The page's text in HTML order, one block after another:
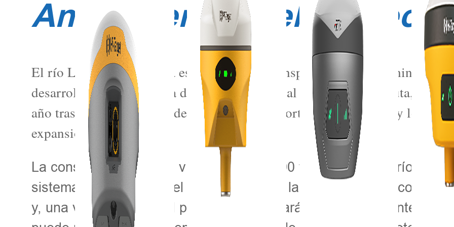
Antecedentes del proyecto
El río Liujiang es una vía esencial para el transporte fluvial en China. En
desarrollo de la economía del transporte fluvial a lo largo de la ruta, el
año tras año, la demanda de buques de transporte ha aumentado, y los
expansión del río Liu.
La construcción de una vía fluvial de 2.000 toneladas en el río
sistema de transporte, el gobierno local y la ciudadanía. La
y, una vez finalizado, el proyecto aumentará significativamente la